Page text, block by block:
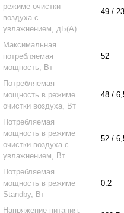
режиме очистки
воздуха с
увлажнением, дБ(А)
49 / 23
Максимальная
потребляемая
мощность, Вт
52
Потребляемая
мощность в режиме
очистки воздуха, Вт
48 /
Потребляемая
мощность в режиме
очистки воздуха с
увлажнением, Вт
52 /
Потребляемая
мощность в режиме
Standby, Вт
0.2
Напряжение питания,